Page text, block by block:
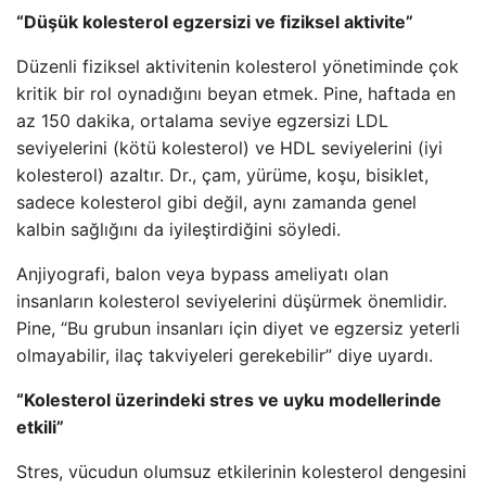
“Düşük kolesterol egzersizi ve fiziksel aktivite”
Düzenli fiziksel aktivitenin kolesterol yönetiminde çok
kritik bir rol oynadığını beyan etmek. Pine, haftada en
az 150 dakika, ortalama seviye egzersizi LDL
seviyelerini (kötü kolesterol) ve HDL seviyelerini (iyi
kolesterol) azaltır. Dr., çam, yürüme, koşu, bisiklet,
sadece kolesterol gibi değil, aynı zamanda genel
kalbin sağlığını da iyileştirdiğini söyledi.
Anjiyografi, balon veya bypass ameliyatı olan
insanların kolesterol seviyelerini düşürmek önemlidir.
Pine, “Bu grubun insanları için diyet ve egzersiz yeterli
olmayabilir, ilaç takviyeleri gerekebilir” diye uyardı.
“Kolesterol üzerindeki stres ve uyku modellerinde
etkili”
Stres, vücudun olumsuz etkilerinin kolesterol dengesini